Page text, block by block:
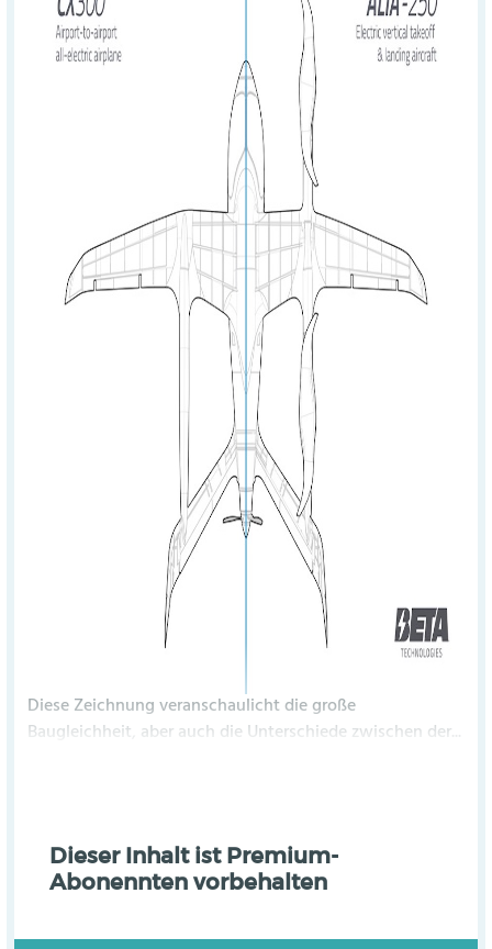
Diese Zeichnung veranschaulicht die große
Baugleichheit, aber auch die Unterschiede zwischen der...
Dieser Inhalt ist Premium-
Abonennten vorbehalten